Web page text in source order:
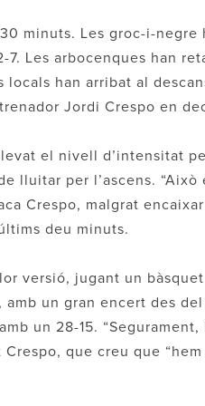
minuts. Les groc-i-negre
Les arbocenques han
locals han arribat al
Jordi Crespo en
el nivell d’intensitat
lluitar per l’ascens. “Això
Crespo, malgrat
deu minuts.
versió, jugant un
amb un gran encert des
un 28-15.
que creu que